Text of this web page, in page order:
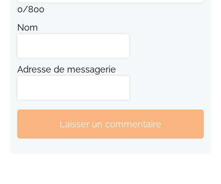
0/800
Nom
Adresse de messagerie
Laisser un commentaire